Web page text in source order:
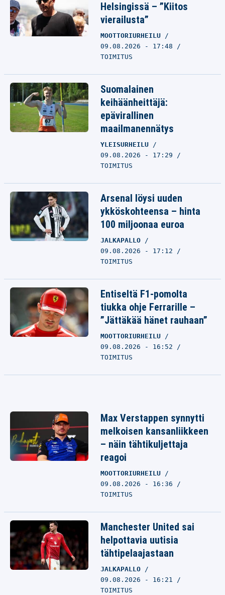
Helsingissä – ”Kiitos
vierailusta”
MOOTTORIURHEILU
09.08.2026 - 17:48
TOIMITUS
Suomalainen
keihäänheittäjä:
epävirallinen
maailmanennätys
YLEISURHEILU
09.08.2026 - 17:29
TOIMITUS
Arsenal löysi uuden
ykköskohteensa – hinta
100 miljoonaa euroa
JALKAPALLO
09.08.2026 - 17:12
TOIMITUS
Entiseltä F1-pomolta
tiukka ohje Ferrarille –
”Jättäkää hänet rauhaan”
MOOTTORIURHEILU
09.08.2026 - 16:52
TOIMITUS
Max Verstappen synnytti
melkoisen kansanliikkeen
– näin tähtikuljettaja
reagoi
MOOTTORIURHEILU
09.08.2026 - 16:36
TOIMITUS
Manchester United sai
helpottavia uutisia
tähtipelaajastaan
JALKAPALLO
09.08.2026 - 16:21
TOIMITUS